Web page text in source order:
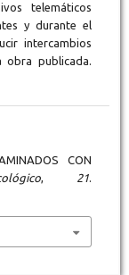
telemáticos
y durante el
intercambios
obra publicada.
CON
, 21.